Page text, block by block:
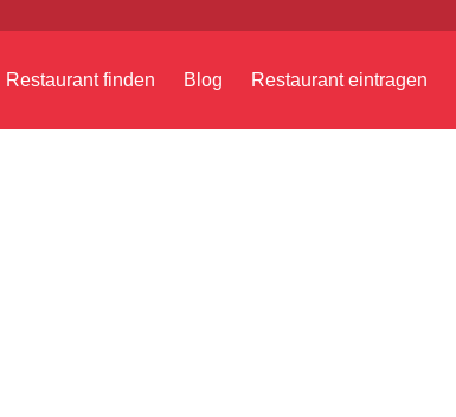
Restaurant finden Blog Restaurant eintragen